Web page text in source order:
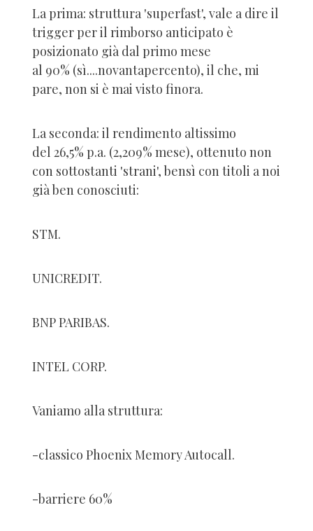
La prima: struttura 'superfast', vale a dire il
trigger per il rimborso anticipato è
posizionato già dal primo mese
al 90% (sì....novantapercento), il che, mi
pare, non si è mai visto finora.
La seconda: il rendimento altissimo
del 26,5% p.a. (2,209% mese), ottenuto non
con sottostanti 'strani', bensì con titoli a noi
già ben conosciuti:
STM.
UNICREDIT.
BNP PARIBAS.
INTEL CORP.
Vaniamo alla struttura:
-classico Phoenix Memory Autocall.
-barriere 60%